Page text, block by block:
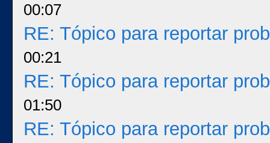
00:07
RE: Tópico para reportar
00:21
RE: Tópico para reportar
01:50
RE: Tópico para reportar